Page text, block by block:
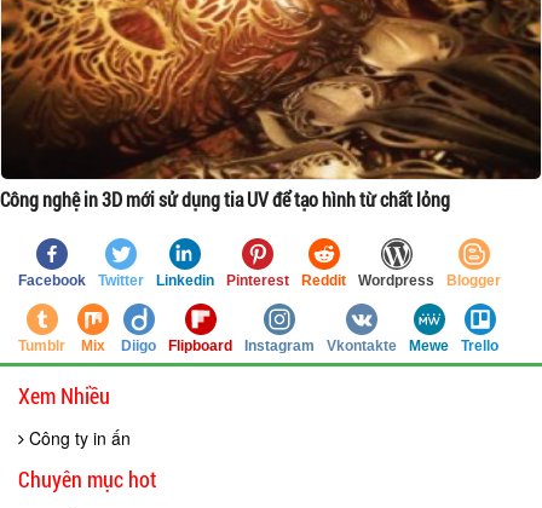
Công nghệ in 3D mới sử dụng tia UV để tạo hình từ chất lỏng
Facebook Twitter Linkedin Pinterest Reddit Wordpress Blogger
Tumblr Mix Diigo Flipboard Instagram Vkontakte Mewe Trello
Xem Nhiều
Công ty in ấn
Chuyên mục hot